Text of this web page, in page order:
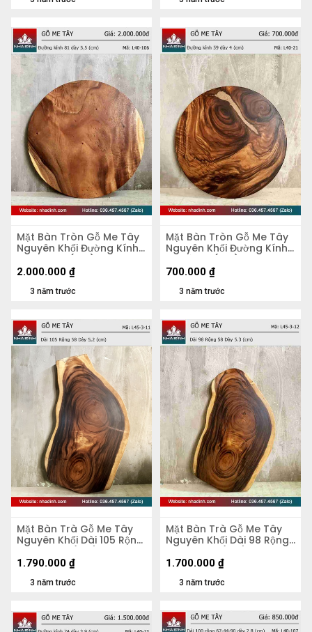
Mặt Bàn Tròn Gỗ Me Tây
Nguyên Khối Đường Kính
81 Dày 5,5 (cm)
3 năm trước
2.000.000 ₫
Mặt Bàn Tròn Gỗ Me Tây
Nguyên Khối Đường Kính
59 Dày 4 (cm)
3 năm trước
700.000 ₫
Mặt Bàn Trà Gỗ Me Tây
Nguyên Khối Dài 105 Rộng
58 Dày 5,2 (cm)
3 năm trước
1.790.000 ₫
Mặt Bàn Trà Gỗ Me Tây
Nguyên Khối Dài 98 Rộng
58 Dày 5,3 (cm)
3 năm trước
1.700.000 ₫